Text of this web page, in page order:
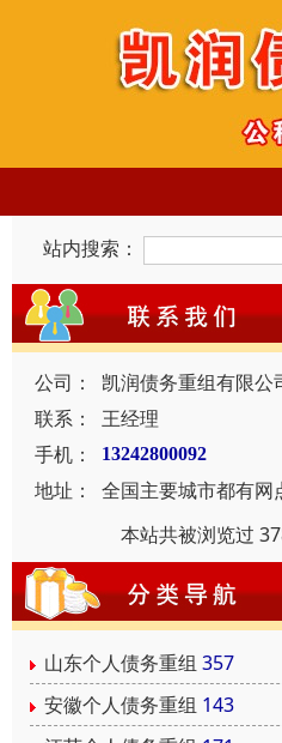
站内搜索：
公司：
凯润债务重组有限公
联系：
王经理
手机：
13242800092
地址：
全国主要城市都有网
本站共被浏览过
山东个人债务重组 357
安徽个人债务重组 143